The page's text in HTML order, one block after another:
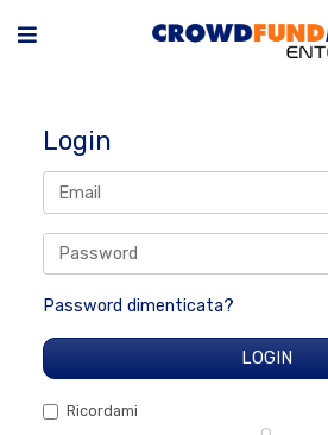
Login
Password dimenticata?
Ricordami